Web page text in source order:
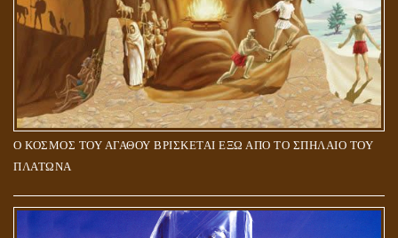
Ο ΚΟΣΜΟΣ ΤΟΥ ΑΓΑΘΟΥ ΒΡΙΣΚΕΤΑΙ ΕΞΩ ΑΠΟ ΤΟ ΣΠΗΛΑΙΟ ΤΟΥ
ΠΛΑΤΩΝΑ